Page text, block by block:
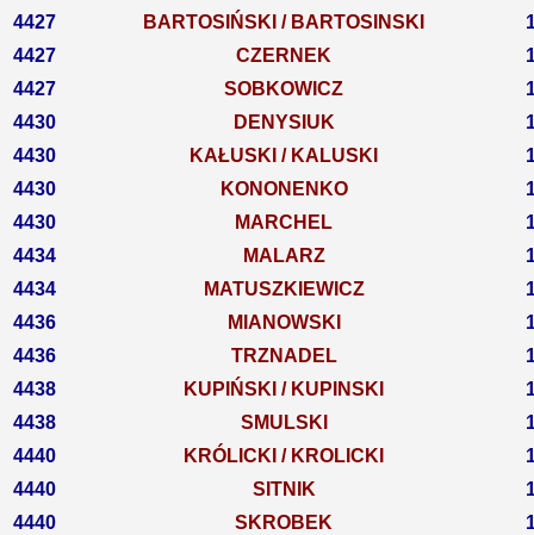
4427
BARTOSIŃSKI / BARTOSINSKI
4427
CZERNEK
4427
SOBKOWICZ
4430
DENYSIUK
4430
KAŁUSKI / KALUSKI
4430
KONONENKO
4430
MARCHEL
4434
MALARZ
4434
MATUSZKIEWICZ
4436
MIANOWSKI
4436
TRZNADEL
4438
KUPIŃSKI / KUPINSKI
4438
SMULSKI
4440
KRÓLICKI / KROLICKI
4440
SITNIK
4440
SKROBEK